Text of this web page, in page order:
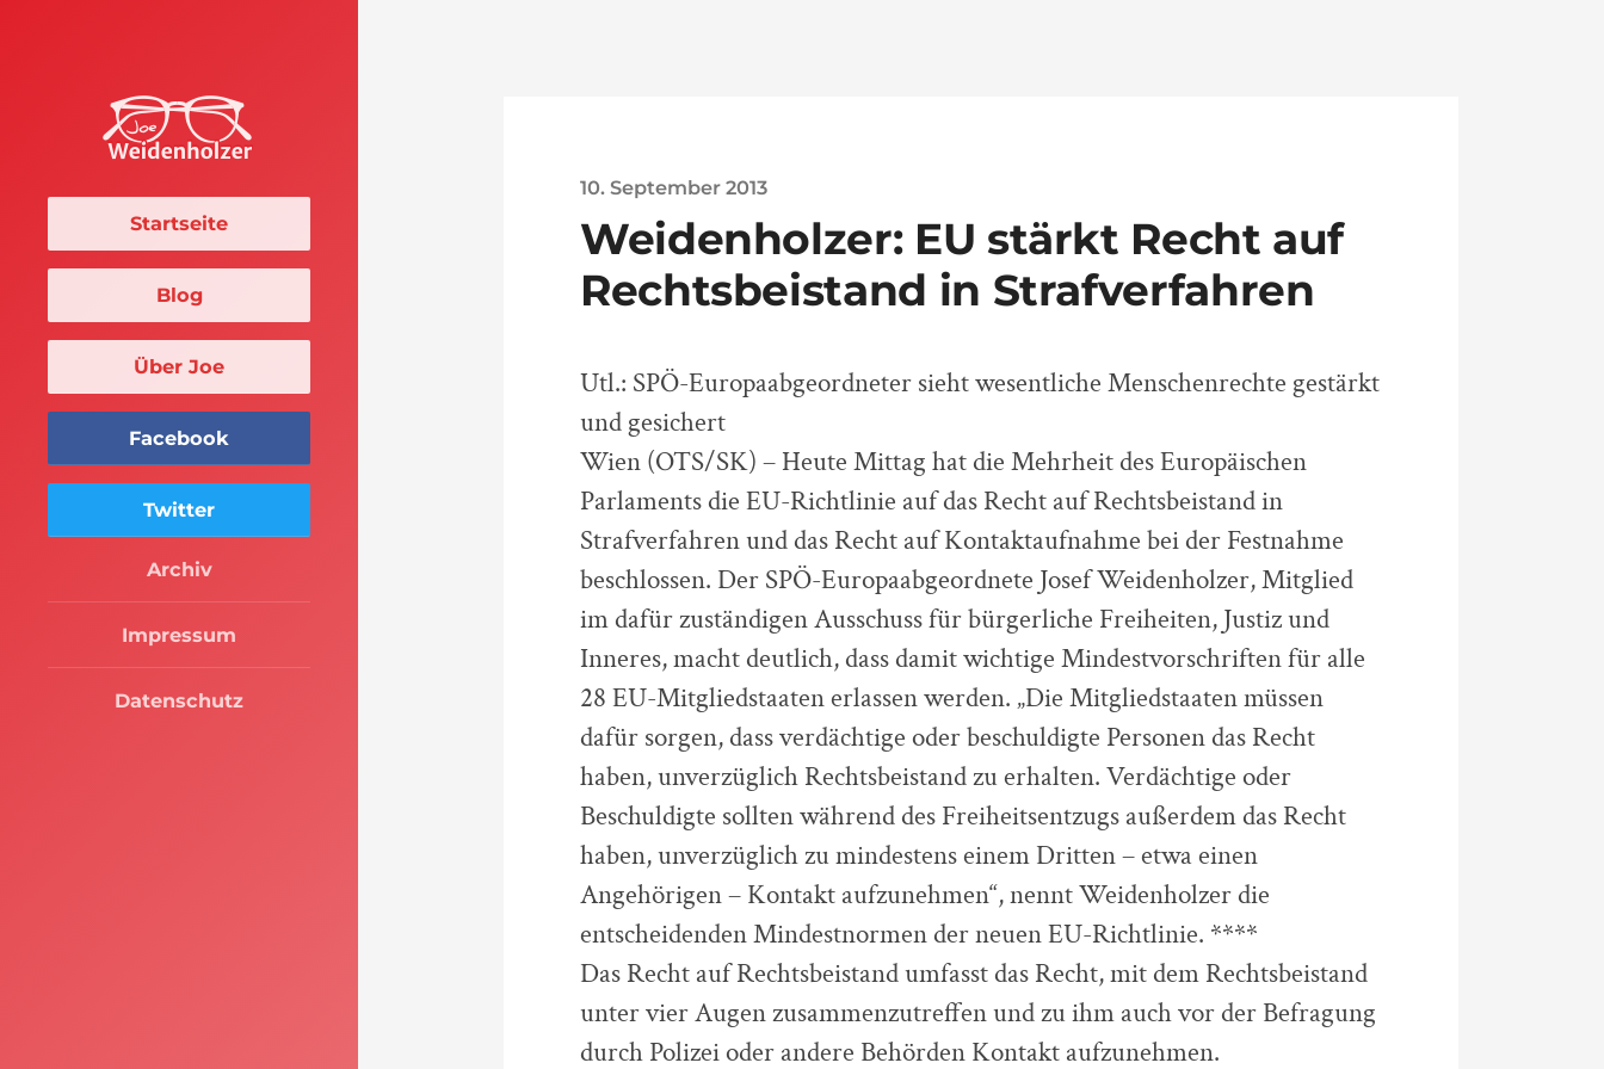
Startseite
Blog
Über Joe
Facebook
Twitter
Archiv
Impressum
Datenschutz
10. September 2013
Weidenholzer: EU stärkt Recht auf
Rechtsbeistand in Strafverfahren
Utl.: SPÖ-Europaabgeordneter sieht wesentliche Menschenrechte gestärkt
und gesichert
Wien (OTS/SK) – Heute Mittag hat die Mehrheit des Europäischen
Parlaments die EU-Richtlinie auf das Recht auf Rechtsbeistand in
Strafverfahren und das Recht auf Kontaktaufnahme bei der Festnahme
beschlossen. Der SPÖ-Europaabgeordnete Josef Weidenholzer, Mitglied
im dafür zuständigen Ausschuss für bürgerliche Freiheiten, Justiz und
Inneres, macht deutlich, dass damit wichtige Mindestvorschriften für alle
28 EU-Mitgliedstaaten erlassen werden. „Die Mitgliedstaaten müssen
dafür sorgen, dass verdächtige oder beschuldigte Personen das Recht
haben, unverzüglich Rechtsbeistand zu erhalten. Verdächtige oder
Beschuldigte sollten während des Freiheitsentzugs außerdem das Recht
haben, unverzüglich zu mindestens einem Dritten – etwa einen
Angehörigen – Kontakt aufzunehmen“, nennt Weidenholzer die
entscheidenden Mindestnormen der neuen EU-Richtlinie. ****
Das Recht auf Rechtsbeistand umfasst das Recht, mit dem Rechtsbeistand
unter vier Augen zusammenzutreffen und zu ihm auch vor der Befragung
durch Polizei oder andere Behörden Kontakt aufzunehmen.